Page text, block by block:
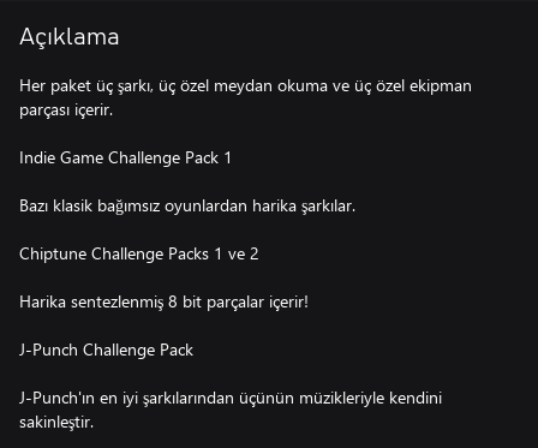
Açıklama
Her paket üç şarkı, üç özel meydan okuma ve üç özel ekipman
parçası içerir.
Indie Game Challenge Pack 1
Bazı klasik bağımsız oyunlardan harika şarkılar.
Chiptune Challenge Packs 1 ve 2
Harika sentezlenmiş 8 bit parçalar içerir!
J-Punch Challenge Pack
J-Punch'ın en iyi şarkılarından üçünün müzikleriyle kendini
sakinleştir.